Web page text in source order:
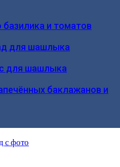
базилика и томатов
для шашлыка
для шашлыка
баклажанов и